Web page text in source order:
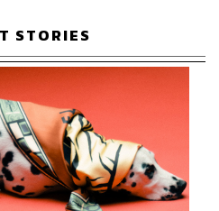
ไวน์สเปนได้อีกด้วย หากคุณ
าลองที่นี่ อีกอย่างใครจะอยาก
กรุงเทพฯ
22.00 น. โทร. 0 2258 7696
Houseราคา 2,400 บาทต่อ
ไวน์แพริ่ง
STORIES